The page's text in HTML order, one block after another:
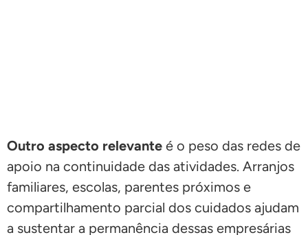
Outro aspecto relevante é o peso das redes de
apoio na continuidade das atividades. Arranjos
familiares, escolas, parentes próximos e
compartilhamento parcial dos cuidados ajudam
a sustentar a permanência dessas empresárias